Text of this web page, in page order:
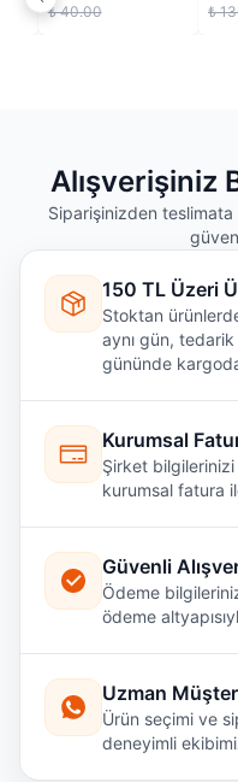
₺ 40.00 ₺
Alışverişiniz
Siparişinizden teslimata
150 TL Üzeri
Stoktan
aynı gün,
gününde
Kurumsal
Şirket
kurumsal fatura
Güvenli
Ödeme
ödeme
Uzman
Ürün seçimi ve
deneyimli